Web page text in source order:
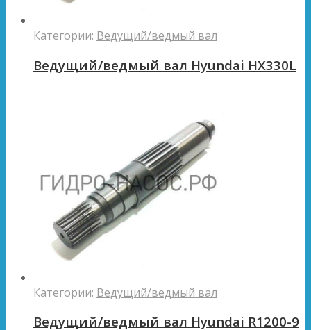
Категории: Ведущий/ведмый вал
Ведущий/ведмый вал Hyundai HX330L
Категории: Ведущий/ведмый вал
Ведущий/ведмый вал Hyundai R1200-9